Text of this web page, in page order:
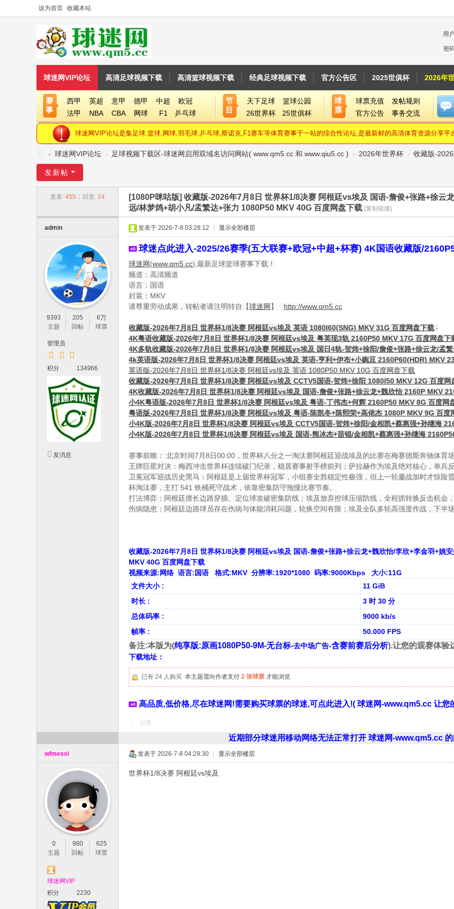
设为首页 收藏本站
用
密
球迷网VIP论坛 高清足球视频下载 高清篮球视频下载 经典足球视频下载 官方公告区 2025世俱杯 2026年
赛
事
西甲 英超 意甲 德甲 中超
欧冠
法甲
NBA CBA 网球 F1 乒乓球
节
目
天下足球
篮球公园
26世界杯
25世俱杯
球
票
球票充值
发帖规则
官方公告
事务交流
球迷网VIP论坛是集足球.篮球,网球,羽毛球,乒乓球,斯诺克,F1赛车等体育赛事于一站的综合性论坛,是最新鲜的高清体育资源分享平
迷
» 球迷网VIP论坛 › 足球视频下载区-球迷网启用双域名访问网站( www.qm5.cc 和 www.qiu5.cc ) › 2026年世界杯 › 收藏版-
发新帖
查看: 455 回复: 24 [1080P咪咕版] 收藏版-2026年7月8日 世界杯1/8决赛 阿根廷vs埃及 国语-詹俊+张路+徐云
远/林梦鸽+胡小凡/孟繁达+张力 1080P50 MKV 40G 百度网盘下载 [复制链接]
admin
9393
主题
205
回帖
6万
球票
管理员
积分 134966
发消息
发表于 2026-7-8 03:28:12 显示全部楼层
球迷点此进入-2025/26赛季(五大联赛+欧冠+中超+杯赛) 4K国语收藏版/
球迷网(www.qm5.cc),最新足球篮球赛事下载！
频道：高清频道
语言：国语
封装：MKV
请尊重劳动成果，转帖者请注明转自【球迷网 】 http://www.qm5.cc
收藏版-2026年7月8日 世界杯1/8决赛 阿根廷vs埃及 英语 1080I60(SNG) MKV 31G 百度网盘下载 -
4K粤语收藏版-2026年7月8日 世界杯1/8决赛 阿根廷vs埃及 粤英现3轨 2160P50 MKV 17G 百度网盘下
4K多轨收藏版-2026年7月8日 世界杯1/8决赛 阿根廷vs埃及 国日4轨-贺炜+徐阳/詹俊+张路+徐云龙/孟
4k英语版-2026年7月8日 世界杯1/8决赛 阿根廷vs埃及 英语-亨利+伊布+小豌豆 2160P60(HDR) MKV
英语版-2026年7月8日 世界杯1/8决赛 阿根廷vs埃及 英语 1080P50 MKV 10G 百度网盘下载
收藏版-2026年7月8日 世界杯1/8决赛 阿根廷vs埃及 CCTV5国语-贺炜+徐阳 1080I50 MKV 12G 百度网
4K收藏版-2026年7月8日 世界杯1/8决赛 阿根廷vs埃及 国语-詹俊+张路+徐云龙+魏欣怡 2160P MKV
小4K粤语版-2026年7月8日 世界杯1/8决赛 阿根廷vs埃及 粤语-丁伟杰+何辉 2160P50 MKV 8G 百度网
粤语版-2026年7月8日 世界杯1/8决赛 阿根廷vs埃及 粤语-陈凯冬+陈熙荣+高佬杰 1080P MKV 9G 百度
小4K版-2026年7月8日 世界杯1/8决赛 阿根廷vs埃及 CCTV5国语-贺炜+徐阳/金相凯+蔡惠强+孙继海
小4K版-2026年7月8日 世界杯1/8决赛 阿根廷vs埃及 国语-熊冰杰+苗锟/金相凯+蔡惠强+孙继海
赛事前瞻： 北京时间7月8日00:00，世界杯八分之一淘汰赛阿根廷迎战埃及的比赛在梅赛德斯奔驰体育
王牌巨星对决： 梅西冲击世界杯连续破门纪录，稳居赛事射手榜前列；萨拉赫作为埃及绝对核心，单兵
卫冕冠军迎战历史黑马： 阿根廷是上届世界杯冠军，小组赛全胜稳定性极强，但上一轮鏖战加时才惊
杯淘汰赛，主打 541 铁桶死守战术，依靠密集防守拖慢比赛节奏。
打法博弈：阿根廷擅长边路穿插、定位球攻破密集防线；埃及放弃控球压缩防线，全程抓转换反击机会
伤病隐患： 阿根廷边路球员存在伤病与体能消耗问题，轮换空间有限；埃及全队多轮高强度作战，下半
收藏版-2026年7月8日 世界杯1/8决赛 阿根廷vs埃及 国语-詹俊+张路+徐云龙+魏欣怡/李欣+李金羽+姚
MKV 40G 百度网盘下载
视频来源:网络 语言:国语 格式:MKV 分辨率:1920*1080 码率:9000Kbps 大小:11G
文件大小 :
11 GiB
时长 :
3 时 30 分
总体码率 :
9000 kb/s
帧率 :
50.000 FPS
备注:本版为(纯享版:原画1080P50-9M-无台标-去中场广告-含赛前赛后分析).让您的观赛体验
下载地址：
已有 24 人购买 本主题需向作者支付 2 张球票 才能浏览
高品质,低价格,尽在球迷网!需要购买球票的球迷,可点此进入!( 球迷网-www.qm5.cc 让您
回复
近期部分球迷用移动网络无法正常打开 球迷网-www.qm5.cc
wfmessi
0
主题
980
回帖
625
球票
球迷网VIP
积分
2230
发表于 2026-7-8 04:29:30 显示全部楼层
世界杯1/8决赛 阿根廷vs埃及